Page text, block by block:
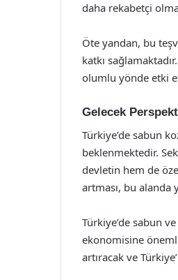
daha rekabetçi
Öte yandan, bu
katkı
olumlu yönde etki
Gelecek
Türkiye’de sabun
beklenmektedir.
devletin hem de
artması, bu alanda
Türkiye’de sabun
ekonomisine
artıracak ve